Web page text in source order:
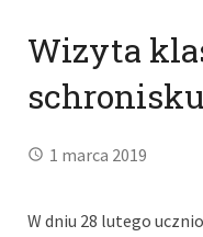
Wizyta
1 marca 2019
W dniu 28 lutego